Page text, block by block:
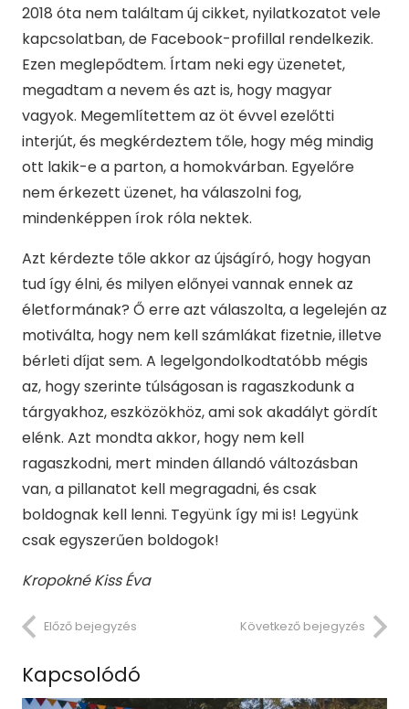
2018 óta nem találtam új cikket, nyilatkozatot vele
kapcsolatban, de Facebook-profillal rendelkezik.
Ezen meglepődtem. Írtam neki egy üzenetet,
megadtam a nevem és azt is, hogy magyar
vagyok. Megemlítettem az öt évvel ezelőtti
interjút, és megkérdeztem tőle, hogy még mindig
ott lakik-e a parton, a homokvárban. Egyelőre
nem érkezett üzenet, ha válaszolni fog,
mindenképpen írok róla nektek.
Azt kérdezte tőle akkor az újságíró, hogy hogyan
tud így élni, és milyen előnyei vannak ennek az
életformának? Ő erre azt válaszolta, a legelején az
motiválta, hogy nem kell számlákat fizetnie, illetve
bérleti díjat sem. A legelgondolkodtatóbb mégis
az, hogy szerinte túlságosan is ragaszkodunk a
tárgyakhoz, eszközökhöz, ami sok akadályt gördít
elénk. Azt mondta akkor, hogy nem kell
ragaszkodni, mert minden állandó változásban
van, a pillanatot kell megragadni, és csak
boldognak kell lenni. Tegyünk így mi is! Legyünk
csak egyszerűen boldogok!
Kropokné Kiss Éva
Előző bejegyzés Következő bejegyzés
Kapcsolódó